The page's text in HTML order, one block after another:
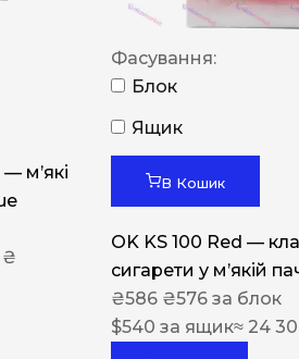
м’які
₴
Фасування:
Блок
Ящик
В Кошик
OK KS 100 Red —
сигарети у м’якій
₴586 ₴576 за блок
$540 за ящик≈ 24